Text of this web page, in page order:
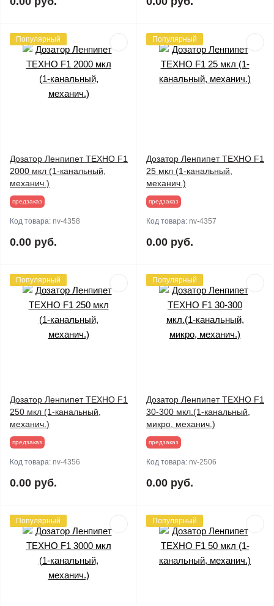
Популярный
Дозатор Ленпипет ТЕХНО F1
2000 мкл (1-канальный,
механич.)
предзаказ
Код товара: nv-4358
0.00 руб.
Популярный
Дозатор Ленпипет ТЕХНО F1
25 мкл (1-канальный,
механич.)
предзаказ
Код товара: nv-4357
0.00 руб.
Популярный
Дозатор Ленпипет ТЕХНО F1
250 мкл (1-канальный,
механич.)
предзаказ
Код товара: nv-4356
0.00 руб.
Популярный
Дозатор Ленпипет ТЕХНО F1
30-300 мкл.(1-канальный,
микро, механич.)
предзаказ
Код товара: nv-2506
0.00 руб.
Популярный Популярный